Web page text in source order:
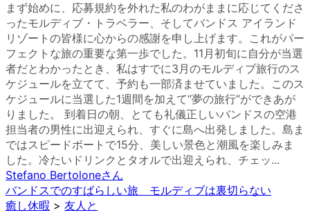
まず始めに、応募規約を外れた私のわがままに応じてくださ
ったモルディブ・トラベラー、そしてバンドス アイランド
リゾートの皆様に心からの感謝を申し上げます。これがパー
フェクトな旅の重要な第一歩でした。11月初旬に自分が当選
者だとわかったとき、私はすでに3月のモルディブ旅行のス
ケジュールを立てて、予約も一部済ませていました。このス
ケジュールに当選した1週間を加えて“夢の旅行”ができあが
りました。 到着日の朝、とても礼儀正しいバンドスの空港
担当者の男性に出迎えられ、すぐに島へ出発しました。島ま
ではスピードボートで15分、美しい景色と潮風を楽しみま
した。冷たいドリンクとタオルで出迎えられ、チェッ...
Stefano Bertoloneさん
バンドスでのすばらしい旅 モルディブは裏切らない
癒し休暇 > 友人と